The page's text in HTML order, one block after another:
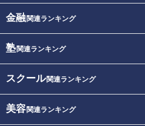
金融関連ランキング
塾関連ランキング
スクール関連ランキング
美容関連ランキング